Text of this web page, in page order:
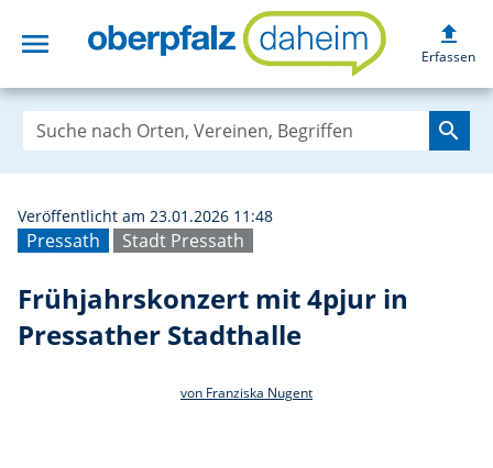
menu upload
Erfassen
search
Pressath Stadt Pressath
Veröffentlicht am 23.01.2026 11:48
Frühjahrskonzert mit 4pjur in
Pressather Stadthalle
von Franziska Nugent